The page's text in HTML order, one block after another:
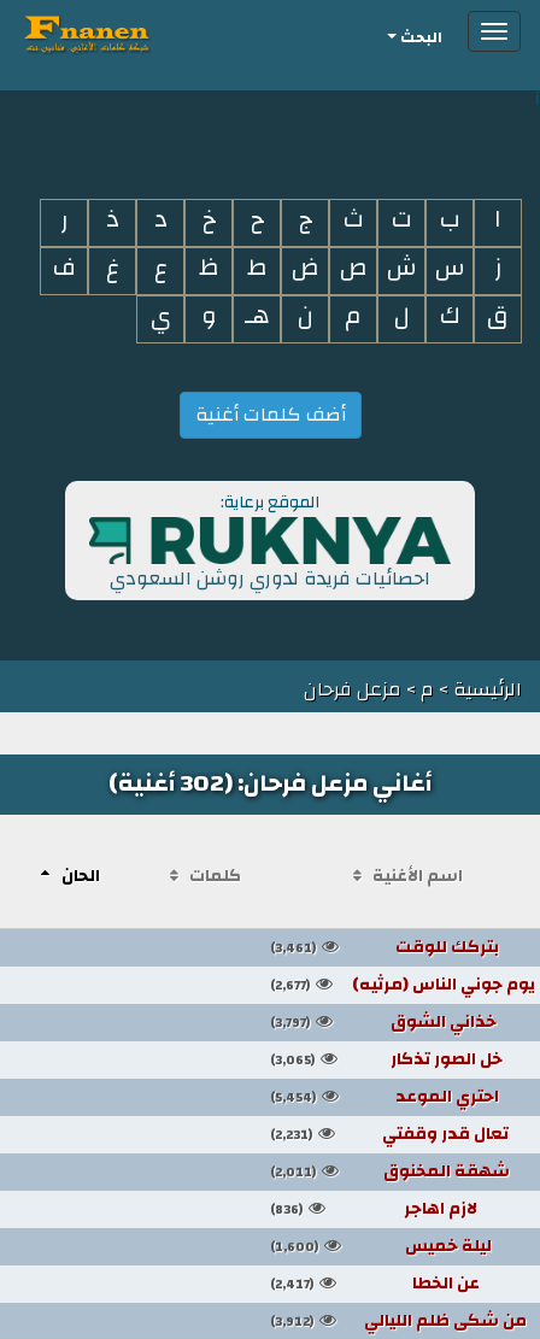
i
Toggleالبحث
ا ب ت ث ج ح خ د ذ
ر
ز
س ش ص ض ط ظ ع غ
ف
ق
ك ل م ن هـ و ي
أضف كلمات أغنية
الموقع برعاية:
احصائيات فريدة لدوري روشن السعودي
الرئيسية> م> مزعل فرحان
أغاني مزعل فرحان: (302 أغنية)
اسم الأغنية كلمات الحان
بتركك للوقت (3,461)
يوم جوني الناس (مرثيه) (2,677)
خذاني الشوق (3,797)
خل الصور تذكار (3,065)
احتري الموعد (5,454)
تعال قدر وقفتي (2,231)
شهقة المخنوق (2,011)
لازم اهاجر (836)
ليلة خميس (1,600)
عن الخطا (2,417)
من شكى ظلم الليالي (3,912)